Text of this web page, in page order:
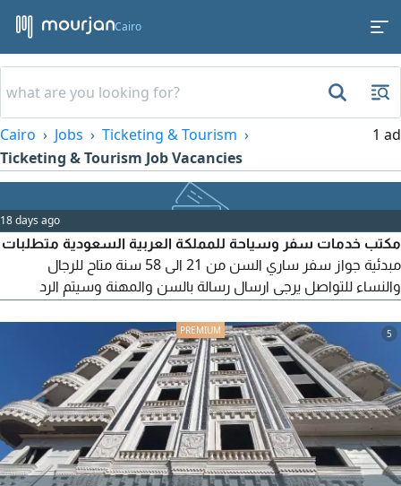
Cairo
Cairo Jobs
Ticketing & Tourism
Ticketing & Tourism Job Vacancies
1 ad
18 days ago
مكتب خدمات سفر وسياحة للمملكة العربية السعودية متطلبات
مبدئية جواز سفر ساري السن من 21 الى 58 سنة متاح للرجال
والنساء للتواصل يرجى ارسال رسالة بالسن والمهنة وسيتم الرد
5